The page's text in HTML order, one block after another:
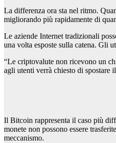
La differenza ora sta nel ritmo.
migliorando più rapidamente di
Le aziende Internet tradizionali
una volta esposte sulla catena. Gli
“Le criptovalute non ricevono un
agli utenti verrà chiesto di spostare
Il Bitcoin rappresenta il caso più
monete non possono essere
meccanismo.